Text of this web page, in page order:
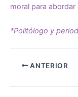
moral para
*Politólogo y
ANTERIOR